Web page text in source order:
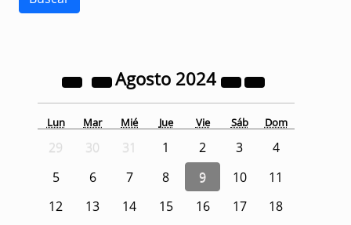
Agosto 2024
Lun Mar Mié Jue Vie Sáb Dom
29 30 31 1 2 3
4
5
6 7 8 9 10
11
12
13 14 15 16 17
18